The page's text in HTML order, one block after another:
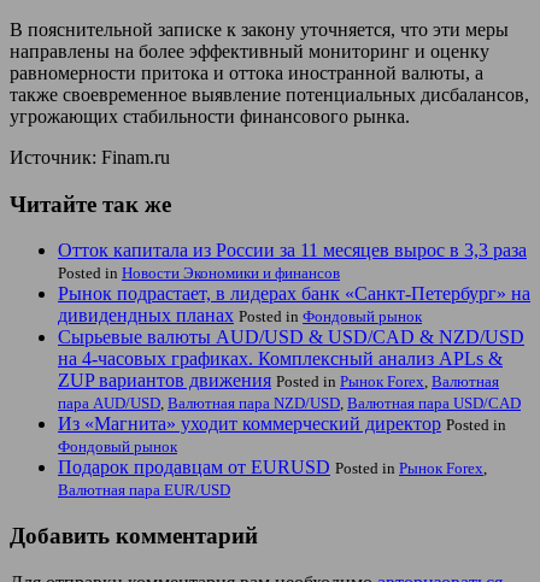
В пояснительной записке к закону уточняется, что эти меры
направлены на более эффективный мониторинг и оценку
равномерности притока и оттока иностранной валюты, а
также своевременное выявление потенциальных дисбалансов,
угрожающих стабильности финансового рынка.
Источник: Finam.ru
Читайте так же
Отток капитала из России за 11 месяцев вырос в 3,3 раза
Posted in Новости Экономики и финансов
Рынок подрастает, в лидерах банк «Санкт-Петербург» на
дивидендных планах Posted in Фондовый рынок
Сырьевые валюты AUD/USD & USD/CAD & NZD/USD
на 4-часовых графиках. Комплексный анализ APLs &
ZUP вариантов движения Posted in Рынок Forex, Валютная
пара AUD/USD, Валютная пара NZD/USD, Валютная пара USD/CAD
Из «Магнита» уходит коммерческий директор Posted in
Фондовый рынок
Подарок продавцам от EURUSD Posted in Рынок Forex,
Валютная пара EUR/USD
Добавить комментарий